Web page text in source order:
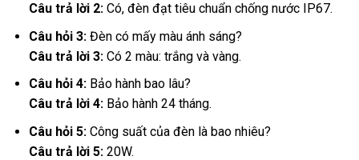
Câu trả lời 2:Có, đèn đạt tiêu chuẩn chống nước IP67.
Câu hỏi 3:Đèn có mấy màu ánh sáng?
Câu trả lời 3:Có 2 màu: trắng và vàng.
Câu hỏi 4:Bảo hành bao lâu?
Câu trả lời 4:Bảo hành 24 tháng.
Câu hỏi 5:Công suất của đèn là bao nhiêu?
Câu trả lời 5:20W.